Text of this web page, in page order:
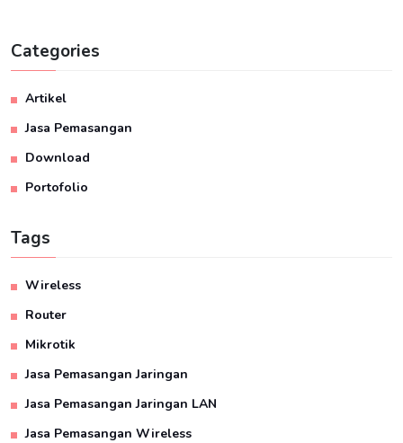
Categories
Artikel
Jasa Pemasangan
Download
Portofolio
Tags
Wireless
Router
Mikrotik
Jasa Pemasangan Jaringan
Jasa Pemasangan Jaringan LAN
Jasa Pemasangan Wireless